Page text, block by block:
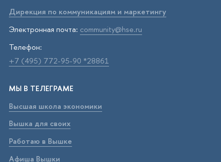
Дирекция по коммуникациям и маркетингу
Электронная почта: community@hse.ru
Телефон:
+7 (495) 772-95-90 *28861
МЫ В ТЕЛЕГРАМЕ
Высшая школа экономики
Вышка для своих
Работаю в Вышке
Афиша Вышки